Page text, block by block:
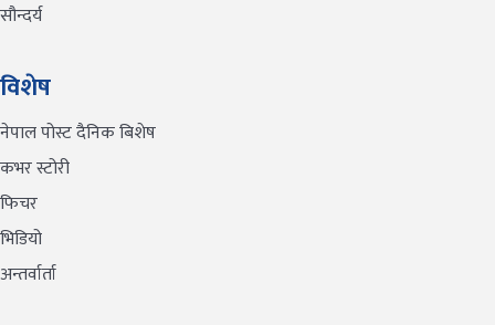
सौन्दर्य
विशेष
नेपाल पोस्ट दैनिक बिशेष
कभर स्टोरी
फिचर
भिडियो
अन्तर्वार्ता